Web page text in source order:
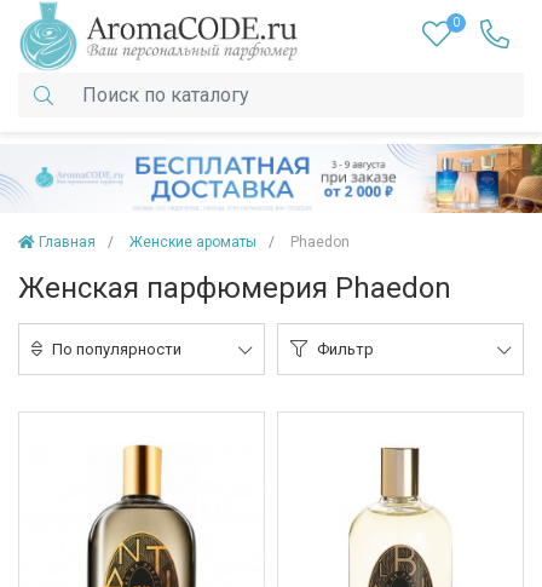
0
Главная Женские ароматы Phaedon
Женская парфюмерия Phaedon
По популярности Фильтр